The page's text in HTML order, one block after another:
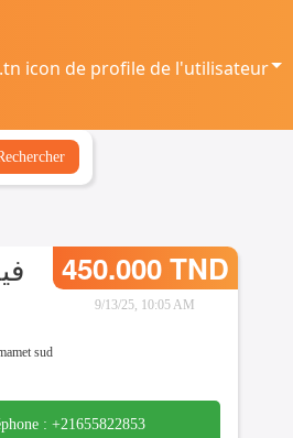
450.000 TND
9/13/25, 10:05 AM
sud
:+21655822853